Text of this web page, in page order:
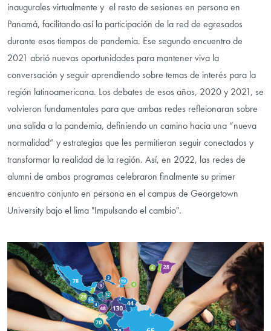
inaugurales virtualmente y el resto de sesiones en persona en
Panamá, facilitando así la participación de la red de egresados
durante esos tiempos de pandemia. Ese segundo encuentro de
2021 abrió nuevas oportunidades para mantener viva la
conversación y seguir aprendiendo sobre temas de interés para la
región latinoamericana. Los debates de esos años, 2020 y 2021, se
volvieron fundamentales para que ambas redes refleionaran sobre
una salida a la pandemia, definiendo un camino hacia una “nueva
normalidad” y estrategias que les permitieran seguir conectados y
transformar la realidad de la región. Así, en 2022, las redes de
alumni de ambos programas celebraron finalmente su primer
encuentro conjunto en persona en el campus de Georgetown
University bajo el lima "Impulsando el cambio".